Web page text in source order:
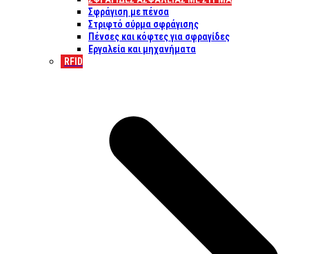
Σφράγιση με πένσα
Στριφτό σύρμα σφράγισης
Πένσες και κόφτες για σφραγίδες
Εργαλεία και μηχανήματα
RFID